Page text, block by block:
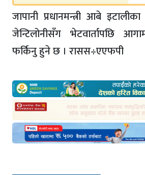
जापानी प्रधानमन्त्री आबे इटालीका
जेन्टिलोनीसँग भेटवार्तापछि
फर्किनु हुने छ । रासस÷एएफपी